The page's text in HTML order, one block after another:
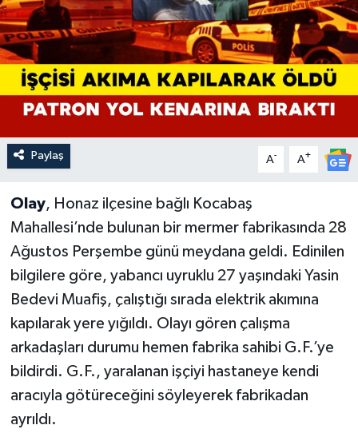
Paylaş A- A+
Olay, Honaz ilçesine bağlı Kocabaş
Mahallesi’nde bulunan bir mermer fabrikasında 28
Ağustos Perşembe günü meydana geldi. Edinilen
bilgilere göre, yabancı uyruklu 27 yaşındaki Yasin
Bedevi Muafiş, çalıştığı sırada elektrik akımına
kapılarak yere yığıldı. Olayı gören çalışma
arkadaşları durumu hemen fabrika sahibi G.F.’ye
bildirdi. G.F., yaralanan işçiyi hastaneye kendi
aracıyla götüreceğini söyleyerek fabrikadan
ayrıldı.